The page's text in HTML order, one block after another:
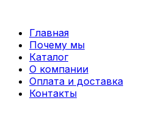
содержимому
Главная
Почему мы
Каталог
О компании
Оплата и доставка
Контакты